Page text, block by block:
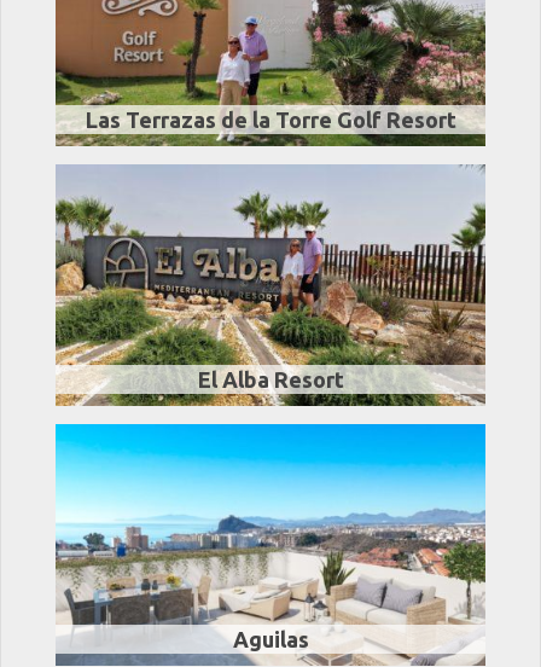
Las Terrazas de la Torre Golf Resort
El Alba Resort
Aguilas